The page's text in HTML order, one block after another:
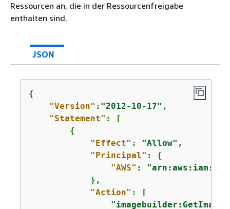
Ressourcen an, die in der Ressourcenfreigabe
enthalten sind.
JSON
{
"Version" : "2012-10-17" ,
"Statement" : [
{
"Effect" : "Allow" ,
"Principal" : {
"AWS" :
            },
"Action" : [
"imagebuilder:GetImage"